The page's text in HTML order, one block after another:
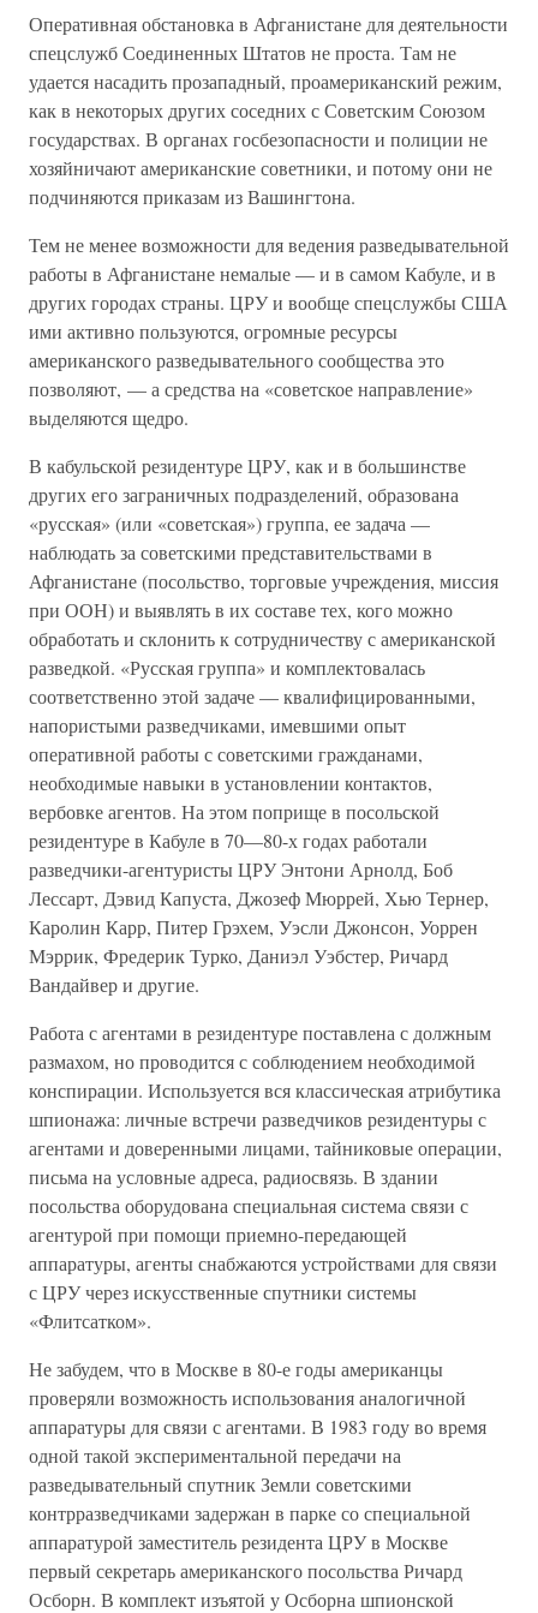
Оперативная обстановка в Афганистане для деятельности
спецслужб Соединенных Штатов не проста. Там не
удается насадить прозападный, проамериканский режим,
как в некоторых других соседних с Советским Союзом
государствах. В органах госбезопасности и полиции не
хозяйничают американские советники, и потому они не
подчиняются приказам из Вашингтона.
Тем не менее возможности для ведения разведывательной
работы в Афганистане немалые — и в самом Кабуле, и в
других городах страны. ЦРУ и вообще спецслужбы США
ими активно пользуются, огромные ресурсы
американского разведывательного сообщества это
позволяют, — а средства на «советское направление»
выделяются щедро.
В кабульской резидентуре ЦРУ, как и в большинстве
других его заграничных подразделений, образована
«русская» (или «советская») группа, ее задача —
наблюдать за советскими представительствами в
Афганистане (посольство, торговые учреждения, миссия
при ООН) и выявлять в их составе тех, кого можно
обработать и склонить к сотрудничеству с американской
разведкой. «Русская группа» и комплектовалась
соответственно этой задаче — квалифицированными,
напористыми разведчиками, имевшими опыт
оперативной работы с советскими гражданами,
необходимые навыки в установлении контактов,
вербовке агентов. На этом поприще в посольской
резидентуре в Кабуле в 70—80-х годах работали
разведчики-агентуристы ЦРУ Энтони Арнолд, Боб
Лессарт, Дэвид Капуста, Джозеф Мюррей, Хью Тернер,
Каролин Карр, Питер Грэхем, Уэсли Джонсон, Уоррен
Мэррик, Фредерик Турко, Даниэл Уэбстер, Ричард
Вандайвер и другие.
Работа с агентами в резидентуре поставлена с должным
размахом, но проводится с соблюдением необходимой
конспирации. Используется вся классическая атрибутика
шпионажа: личные встречи разведчиков резидентуры с
агентами и доверенными лицами, тайниковые операции,
письма на условные адреса, радиосвязь. В здании
посольства оборудована специальная система связи с
агентурой при помощи приемно-передающей
аппаратуры, агенты снабжаются устройствами для связи
с ЦРУ через искусственные спутники системы
«Флитсатком».
Не забудем, что в Москве в 80-е годы американцы
проверяли возможность использования аналогичной
аппаратуры для связи с агентами. В 1983 году во время
одной такой экспериментальной передачи на
разведывательный спутник Земли советскими
контрразведчиками задержан в парке со специальной
аппаратурой заместитель резидента ЦРУ в Москве
первый секретарь американского посольства Ричард
Осборн. В комплект изъятой у Осборна шпионской